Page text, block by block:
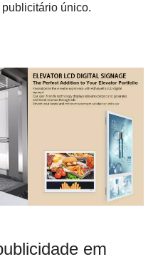
único.
em